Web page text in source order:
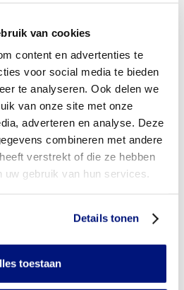
van cookies
content en advertenties te
voor social media te bieden
te analyseren. Ook delen we
van onze site met onze
adverteren en analyse. Deze
combineren met andere
verstrekt of die ze hebben
uw gebruik van hun services.
Details tonen
toestaan
vervaardigd of verkrijgbaar in
vervangen worden?
zorgverzekeraar?
vergoed krijgen?